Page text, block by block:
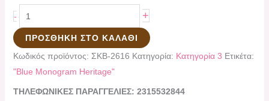
- +
ΠΡΟΣΘΉΚΗ ΣΤΟ ΚΑΛΆΘΙ
Κωδικός προϊόντος: ΣΚΒ-2616 Κατηγορία: Κατηγορία 3 Ετικέτα:
"Blue Monogram Heritage"
ΤΗΛΕΦΩΝΙΚΕΣ ΠΑΡΑΓΓΕΛΙΕΣ: 2315532844